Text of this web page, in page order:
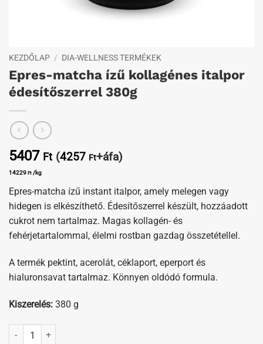
KEZDŐLAP / DIA-WELLNESS TERMÉKEK
Epres-matcha ízű kollagénes italpor
édesítőszerrel 380g
5407 Ft (4257 Ft+áfa)
14229 Ft /kg
Epres-matcha ízű instant italpor, amely melegen vagy
hidegen is elkészíthető. Édesítőszerrel készült, hozzáadott
cukrot nem tartalmaz. Magas kollagén- és
fehérjetartalommal, élelmi rostban gazdag összetétellel.
A termék pektint, acerolát, céklaport, eperport és
hialuronsavat tartalmaz. Könnyen oldódó formula.
Kiszerelés: 380 g
Epres-matcha ízű kollagénes italpor édesítőszerrel 380g mennyiség